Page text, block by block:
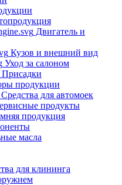
Двигатель и
Кузов и внешний вид
Уход за салоном
Присадки
продукции
Средства для автомоек
продукты
продукция
масла
для клининга